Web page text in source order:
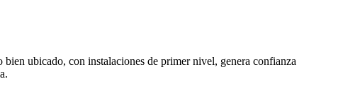
ubicado, con instalaciones de primer nivel, genera confianza